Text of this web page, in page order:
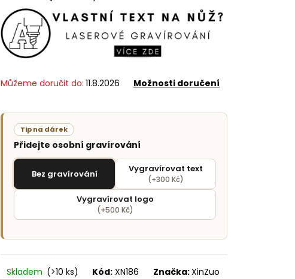
Můžeme doručit do: 11.8.2026 Možnosti doručení
Tip na dárek
Přidejte osobní gravírování
Bez gravírování Vygravírovat text
(+300 Kč)
Vygravírovat logo
(+500 Kč)
Skladem (>10 ks) Kód: XN186 Značka:XinZuo